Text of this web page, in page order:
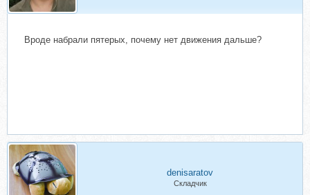
Вроде набрали пятерых, почему нет движения дальше?
denisaratov
Складчик